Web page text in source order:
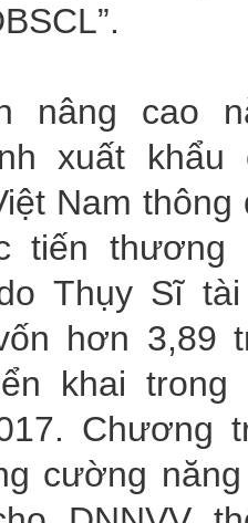
nâng cao
xuất khẩu
Nam thông
tiến thương
Thụy Sĩ
hơn 3,89
khai trong
Chương
cường